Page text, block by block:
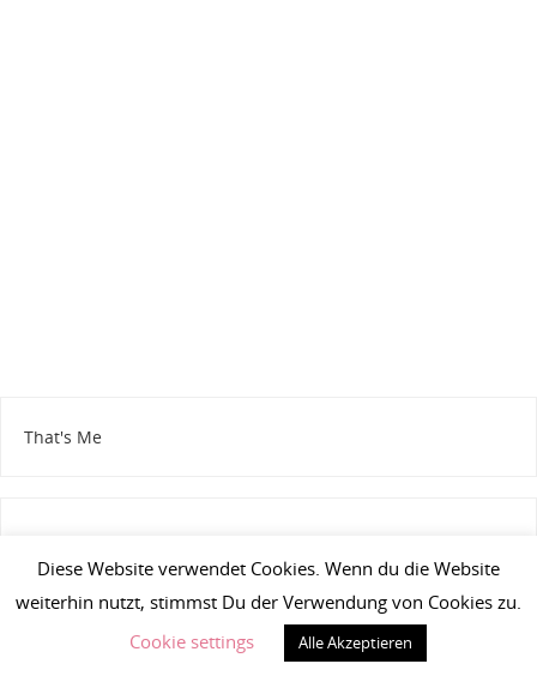
That's Me
Hi, ich bin Stephanie akaFrische Prinzessin . Mit Steffen aka
meinem gÖTTERGATTEN bereise ich die schönsten Orte, am
Liebsten die USA. Unsere Reisen lassen wir in unseren
Reiseberichten Revue passieren. Neben dem Reisen liebe
Diese Website verwendet Cookies. Wenn du die Website
weiterhin nutzt, stimmst Du der Verwendung von Cookies zu.
Cookie settings
Alle Akzeptieren